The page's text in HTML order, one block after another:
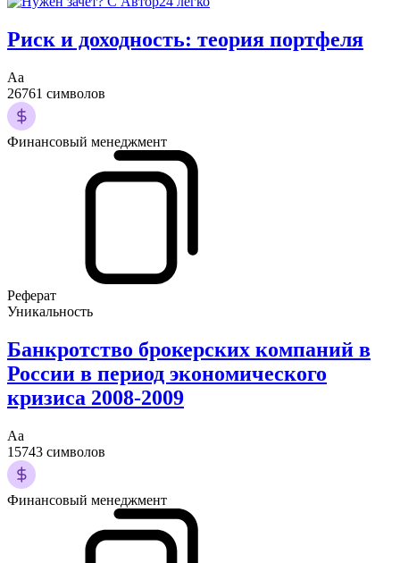
Риск и доходность: теория портфеля
Аа
26761 символов
Финансовый менеджмент
Реферат
Уникальность
Банкротство брокерских компаний в
России в период экономического
кризиса 2008-2009
Аа
15743 символов
Финансовый менеджмент